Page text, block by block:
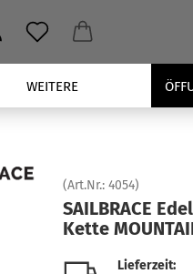
WEITERE
(Art.Nr.: 4054)
SAILBRACE
Kette
Lieferzeit: